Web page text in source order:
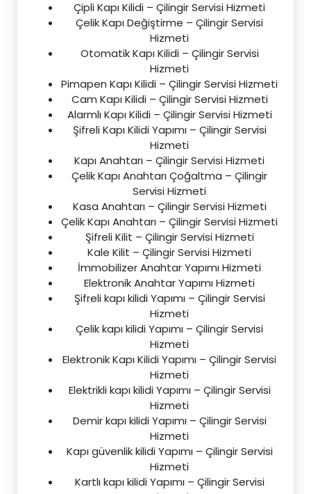
Çipli Kapı Kilidi – Çilingir Servisi Hizmeti
Çelik Kapı Değiştirme – Çilingir Servisi
Hizmeti
Otomatik Kapı Kilidi – Çilingir Servisi
Hizmeti
Pimapen Kapı Kilidi – Çilingir Servisi Hizmeti
Cam Kapı Kilidi – Çilingir Servisi Hizmeti
Alarmlı Kapı Kilidi – Çilingir Servisi Hizmeti
Şifreli Kapı Kilidi Yapımı – Çilingir Servisi
Hizmeti
Kapı Anahtarı – Çilingir Servisi Hizmeti
Çelik Kapı Anahtarı Çoğaltma – Çilingir
Servisi Hizmeti
Kasa Anahtarı – Çilingir Servisi Hizmeti
Çelik Kapı Anahtarı – Çilingir Servisi Hizmeti
Şifreli Kilit – Çilingir Servisi Hizmeti
Kale Kilit – Çilingir Servisi Hizmeti
İmmobilizer Anahtar Yapımı Hizmeti
Elektronik Anahtar Yapımı Hizmeti
Şifreli kapı kilidi Yapımı – Çilingir Servisi
Hizmeti
Çelik kapı kilidi Yapımı – Çilingir Servisi
Hizmeti
Elektronik Kapı Kilidi Yapımı – Çilingir Servisi
Hizmeti
Elektrikli kapı kilidi Yapımı – Çilingir Servisi
Hizmeti
Demir kapı kilidi Yapımı – Çilingir Servisi
Hizmeti
Kapı güvenlik kilidi Yapımı – Çilingir Servisi
Hizmeti
Kartlı kapı kilidi Yapımı – Çilingir Servisi